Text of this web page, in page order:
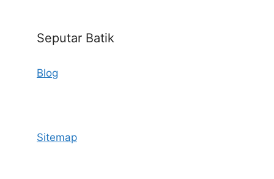
Seputar Batik
Blog
Sitemap